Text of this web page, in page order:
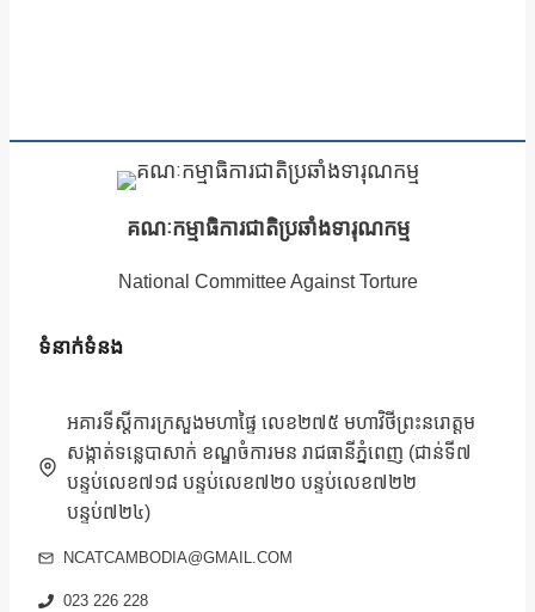
គណៈកម្មាធិការជាតិប្រឆាំងទារុណកម្ម
National Committee Against Torture
ទំនាក់ទំនង
អគារទីស្តីការក្រសួងមហាផ្ទៃ លេខ២៧៥ មហាវិថីព្រះនរោត្តម
សង្កាត់ទន្លេបាសាក់ ខណ្ឌចំការមន រាជធានីភ្នំពេញ (ជាន់ទី៧
បន្ទប់លេខ៧១៨ បន្ទប់លេខ៧២០ បន្ទប់លេខ៧២២
បន្ទប់៧២៤)
NCATCAMBODIA@GMAIL.COM
023 226 228